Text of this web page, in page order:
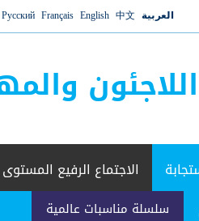
العربية 中文
English
Français
Русский
اللاجئون
سلسلة مناسبات عالمية
الاجتماع الرفيع المستوى